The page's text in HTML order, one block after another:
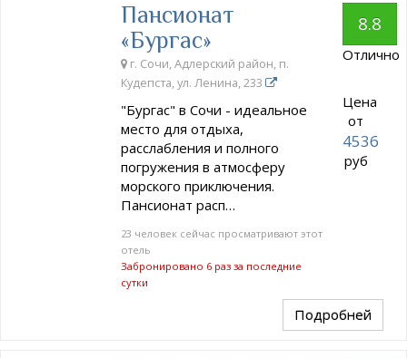
Пансионат
«Бургас»
г. Сочи, Адлерский район, п.
Кудепста, ул. Ленина, 233
"Бургас" в Сочи - идеальное
место для отдыха,
расслабления и полного
погружения в атмосферу
морского приключения.
Пансионат расп…
23 человек сейчас просматривают этот
отель
Забронировано 6 раз за последние
сутки
8.8
Отлично
Цена
от
4536
руб
Подробней